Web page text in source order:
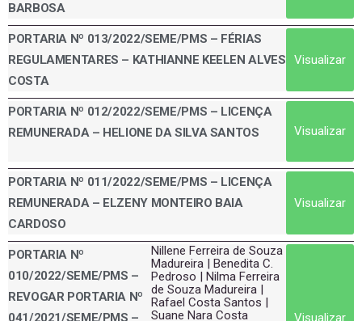
BARBOSA
PORTARIA Nº 013/2022/SEME/PMS – FÉRIAS
REGULAMENTARES – KATHIANNE KEELEN ALVES
COSTA
Visualizar
PORTARIA Nº 012/2022/SEME/PMS – LICENÇA
REMUNERADA – HELIONE DA SILVA SANTOS
Visualizar
PORTARIA Nº 011/2022/SEME/PMS – LICENÇA
REMUNERADA – ELZENY MONTEIRO BAIA
CARDOSO
Visualizar
PORTARIA Nº
010/2022/SEME/PMS –
REVOGAR PORTARIA Nº
041/2021/SEME/PMS –
Nillene Ferreira de Souza
Madureira | Benedita C.
Pedroso | Nilma Ferreira
de Souza Madureira |
Rafael Costa Santos |
Suane Nara Costa
Visualizar